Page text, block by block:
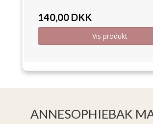
140,00 DKK
Vis produkt
ANNESOPHIEBAK